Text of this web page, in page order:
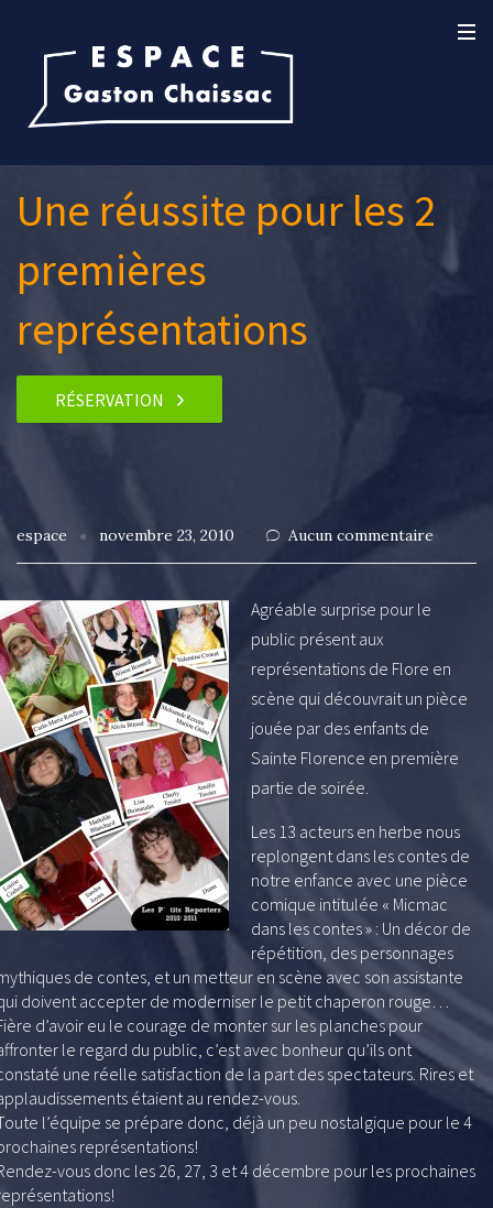
Une réussite pour les 2
premières
représentations
RÉSERVATION
espace novembre 23, 2010 Aucun commentaire
Agréable surprise pour le
public présent aux
représentations de Flore en
scène qui découvrait un pièce
jouée par des enfants de
Sainte Florence en première
partie de soirée.
Les 13 acteurs en herbe nous
replongent dans les contes de
notre enfance avec une pièce
comique intitulée « Micmac
dans les contes » : Un décor de
répétition, des personnages
de contes, et un metteur en scène avec son assistante
doivent accepter de moderniser le petit chaperon rouge…
d’avoir eu le courage de monter sur les planches pour
le regard du public, c’est avec bonheur qu’ils ont
une réelle satisfaction de la part des spectateurs. Rires et
étaient au rendez-vous.
l’équipe se prépare donc, déjà un peu nostalgique pour le 4
représentations!
vous donc les 26, 27, 3 et 4 décembre pour les prochaines